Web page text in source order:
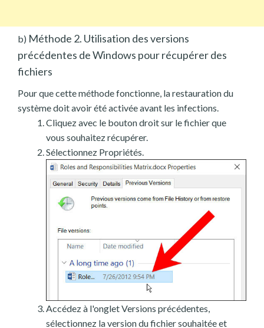
b) Méthode 2. Utilisation des versions
précédentes de Windows pour récupérer des
fichiers
Pour que cette méthode fonctionne, la restauration du
système doit avoir été activée avant les infections.
Cliquez avec le bouton droit sur le fichier que
vous souhaitez récupérer.
Sélectionnez Propriétés.
Accédez à l'onglet Versions précédentes,
sélectionnez la version du fichier souhaitée et